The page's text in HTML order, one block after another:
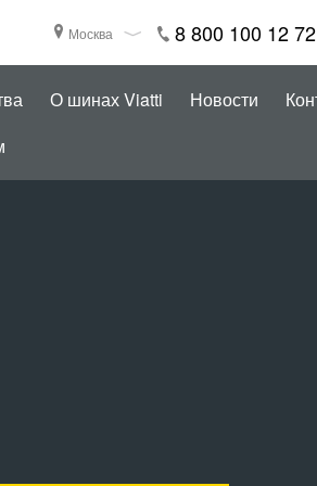
Москва 8 800 100 12 72
О шинах Viatti Новости